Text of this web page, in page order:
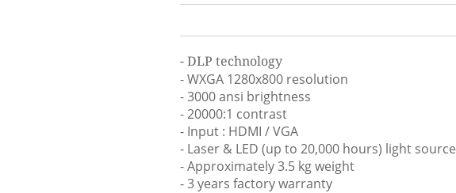
- DLP technology
- WXGA 1280x800 resolution
- 3000 ansi brightness
- 20000:1 contrast
- Input : HDMI / VGA
- Laser & LED (up to 20,000 hours) light source
- Approximately 3.5 kg weight
- 3 years factory warranty